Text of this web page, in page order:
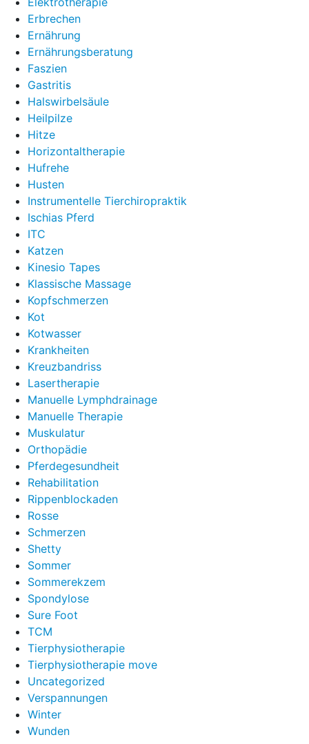
Erbrechen
Ernährung
Ernährungsberatung
Faszien
Gastritis
Halswirbelsäule
Heilpilze
Hitze
Horizontaltherapie
Hufrehe
Husten
Instrumentelle Tierchiropraktik
Ischias Pferd
ITC
Katzen
Kinesio Tapes
Klassische Massage
Kopfschmerzen
Kot
Kotwasser
Krankheiten
Kreuzbandriss
Lasertherapie
Manuelle Lymphdrainage
Manuelle Therapie
Muskulatur
Orthopädie
Pferdegesundheit
Rehabilitation
Rippenblockaden
Rosse
Schmerzen
Shetty
Sommer
Sommerekzem
Spondylose
Sure Foot
TCM
Tierphysiotherapie
Tierphysiotherapie move
Uncategorized
Verspannungen
Winter
Wunden